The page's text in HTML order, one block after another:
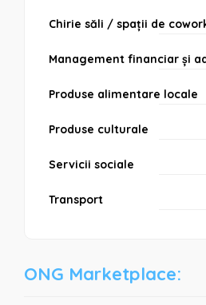
Chirie săli / spații de
Management financiar și
Produse alimentare locale
Produse culturale
Servicii sociale
Transport
ONG Marketplace: